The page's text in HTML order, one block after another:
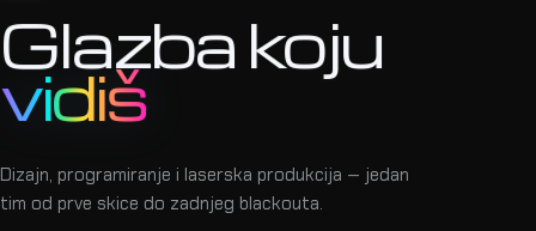
Glazba koju
vidiš
Dizajn, programiranje i laserska produkcija — jedan
tim od prve skice do zadnjeg blackouta.